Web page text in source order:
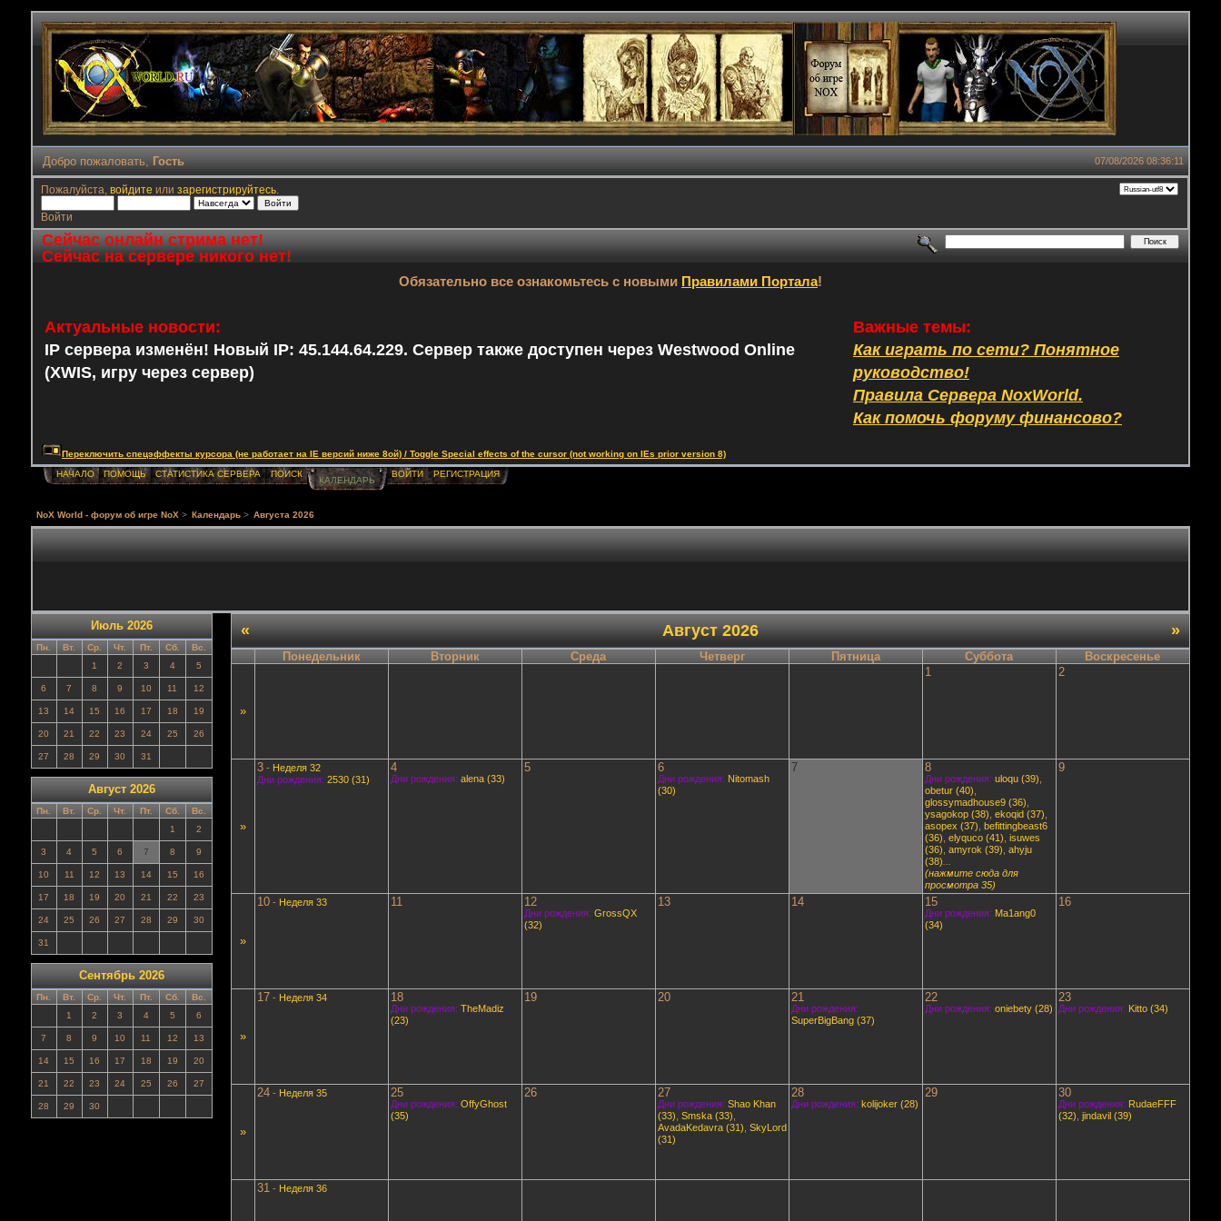
07/08/2026 08:36:11
Добро пожаловать, Гость
Пожалуйста, войдите или зарегистрируйтесь.
Войти
Сейчас онлайн стрима нет!
Сейчас на сервере никого нет!
Обязательно все ознакомьтесь с новыми Правилами Портала!
Актуальные новости:
IP сервера изменён! Новый IP: 45.144.64.229. Сервер также доступен через Westwood Online
(XWIS, игру через сервер)
Важные темы:
Как играть по сети? Понятное
руководство!
Правила Сервера NoxWorld.
Как помочь форуму финансово?
Переключить спецэффекты курсора (не работает на IE версий ниже 8ой) / Toggle Special effects of the cursor (not working on IEs prior version 8)
НАЧАЛО ПОМОЩЬ СТАТИСТИКА СЕРВЕРА ПОИСК
КАЛЕНДАРЬ
ВОЙТИ РЕГИСТРАЦИЯ
NoX World - форум об игре NoX > Календарь > Августа 2026
Июль 2026
Пн. Вт. Ср. Чт. Пт. Сб.
Вс.
1
2 3 4 5
6 7 8 9 10 11 12
13 14 15 16 17 18 19
20 21 22 23 24 25 26
27 28 29 30 31
Август 2026
Пн. Вт. Ср. Чт. Пт. Сб.
Вс.
1
2
3 4 5 6 7 8 9
10 11 12 13 14 15 16
17 18 19 20 21 22 23
24 25 26 27 28 29 30
31
Сентябрь 2026
Пн. Вт. Ср. Чт. Пт. Сб.
Вс.
1
2 3 4 5 6
7 8 9 10 11 12 13
14 15 16 17 18 19 20
21 22 23 24 25 26 27
28 29 30
« »
Август 2026
Понедельник Вторник Среда Четверг Пятница Суббота Воскресенье
»
1 2
»
3- Неделя 32
Дни рождения: 2530 (31)
4
Дни рождения: alena (33)
5 6
Дни рождения: Nitomash
(30)
7 8
Дни рождения: uloqu (39)
obetur (40)
glossymadhouse9 (36)
ysagokop (38) ekoqid (37)
asopex (37) befittingbeast6
(36) elyquco (41) isuwes
(36) amyrok (39) ahyju
(38)
(нажмите сюда для
просмотра 35)
9
»
10- Неделя 33 11 12
Дни рождения: GrossQX
(32)
13 14 15
Дни рождения: Ma1ang0
(34)
16
»
17- Неделя 34 18
Дни рождения: TheMadiz
(23)
19 20 21
Дни рождения:
SuperBigBang (37)
22
Дни рождения: oniebety (28)
23
Дни рождения: Kitto (34)
»
24- Неделя 35 25
Дни рождения: OffyGhost
(35)
26 27
Дни рождения: Shao Khan
(33) Smska (33)
AvadaKedavra (31) SkyLord
(31)
28
Дни рождения: kolijoker (28)
29 30
Дни рождения: RudaeFFF
(32) jindavil (39)
31 - Неделя 36